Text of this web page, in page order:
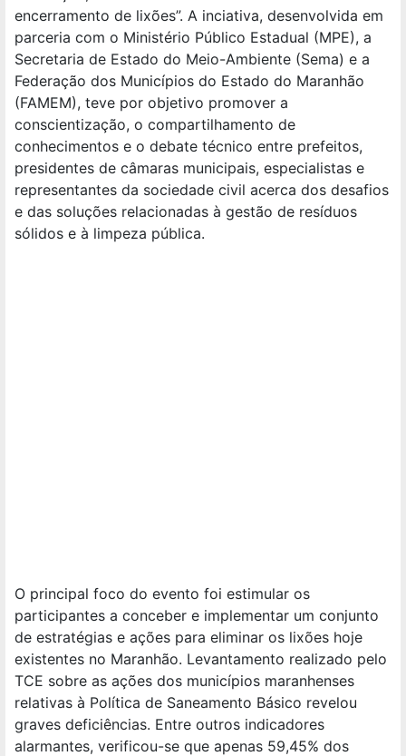
encerramento de lixões”. A inciativa, desenvolvida em
parceria com o Ministério Público Estadual (MPE), a
Secretaria de Estado do Meio-Ambiente (Sema) e a
Federação dos Municípios do Estado do Maranhão
(FAMEM), teve por objetivo promover a
conscientização, o compartilhamento de
conhecimentos e o debate técnico entre prefeitos,
presidentes de câmaras municipais, especialistas e
representantes da sociedade civil acerca dos desafios
e das soluções relacionadas à gestão de resíduos
sólidos e à limpeza pública.
O principal foco do evento foi estimular os
participantes a conceber e implementar um conjunto
de estratégias e ações para eliminar os lixões hoje
existentes no Maranhão. Levantamento realizado pelo
TCE sobre as ações dos municípios maranhenses
relativas à Política de Saneamento Básico revelou
graves deficiências. Entre outros indicadores
alarmantes, verificou-se que apenas 59,45% dos